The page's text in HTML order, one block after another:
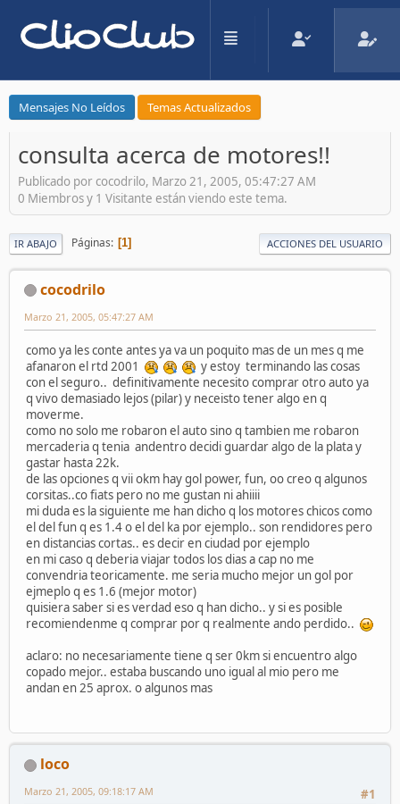
Mensajes No Leídos Temas Actualizados
consulta acerca de motores!!
Publicado por cocodrilo, Marzo 21, 2005, 05:47:27 AM
0 Miembros y 1 Visitante están viendo este tema.
IR ABAJO Páginas 1 ACCIONES DEL USUARIO
cocodrilo
Marzo 21, 2005, 05:47:27 AM
como ya les conte antes ya va un poquito mas de un mes q me
afanaron el rtd 2001
y estoy terminando las cosas
con el seguro.. definitivamente necesito comprar otro auto ya
q vivo demasiado lejos (pilar) y neceisto tener algo en q
moverme.
como no solo me robaron el auto sino q tambien me robaron
mercaderia q tenia andentro decidi guardar algo de la plata y
gastar hasta 22k.
de las opciones q vii okm hay gol power, fun, oo creo q algunos
corsitas..co fiats pero no me gustan ni ahiiii
mi duda es la siguiente me han dicho q los motores chicos como
el del fun q es 1.4 o el del ka por ejemplo.. son rendidores pero
en distancias cortas.. es decir en ciudad por ejemplo
en mi caso q deberia viajar todos los dias a cap no me
convendria teoricamente. me seria mucho mejor un gol por
ejmeplo q es 1.6 (mejor motor)
quisiera saber si es verdad eso q han dicho.. y si es posible
recomiendenme q comprar por q realmente ando perdido..
aclaro: no necesariamente tiene q ser 0km si encuentro algo
copado mejor.. estaba buscando uno igual al mio pero me
andan en 25 aprox. o algunos mas
loco
#1
Marzo 21, 2005, 09:18:17 AM